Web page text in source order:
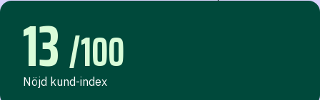
13/100
Nöjd kund-index